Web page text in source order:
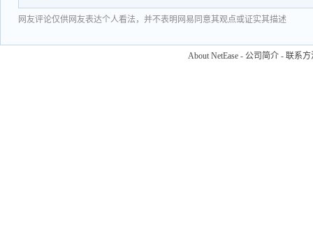
网友评论仅供网友表达个人看法，并不表明网易同意其观点或证实其描述
About NetEase - 公司简介 - 联系方